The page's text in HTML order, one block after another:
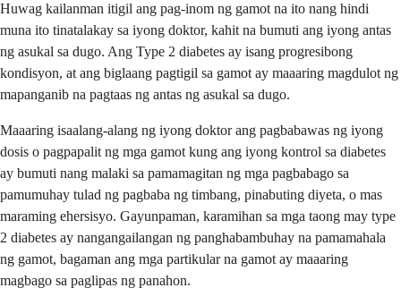
Huwag kailanman itigil ang pag-inom ng gamot na ito nang hindi
muna ito tinatalakay sa iyong doktor, kahit na bumuti ang iyong antas
ng asukal sa dugo. Ang Type 2 diabetes ay isang progresibong
kondisyon, at ang biglaang pagtigil sa gamot ay maaaring magdulot ng
mapanganib na pagtaas ng antas ng asukal sa dugo.
Maaaring isaalang-alang ng iyong doktor ang pagbabawas ng iyong
dosis o pagpapalit ng mga gamot kung ang iyong kontrol sa diabetes
ay bumuti nang malaki sa pamamagitan ng mga pagbabago sa
pamumuhay tulad ng pagbaba ng timbang, pinabuting diyeta, o mas
maraming ehersisyo. Gayunpaman, karamihan sa mga taong may type
2 diabetes ay nangangailangan ng panghabambuhay na pamamahala
ng gamot, bagaman ang mga partikular na gamot ay maaaring
magbago sa paglipas ng panahon.